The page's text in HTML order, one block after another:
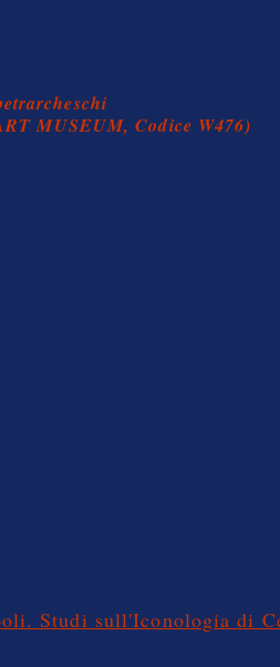
MUSEUM, Codice W476)
Studi sull'Iconologia di